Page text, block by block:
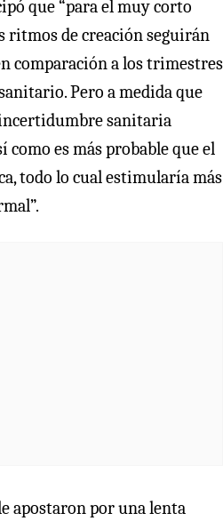
que “para el muy corto
ritmos de creación seguirán
comparación a los trimestres
Pero a medida que
sanitaria
como es más probable que el
todo lo cual estimularía más
apostaron por una lenta